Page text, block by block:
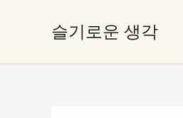
슬기로운 생각